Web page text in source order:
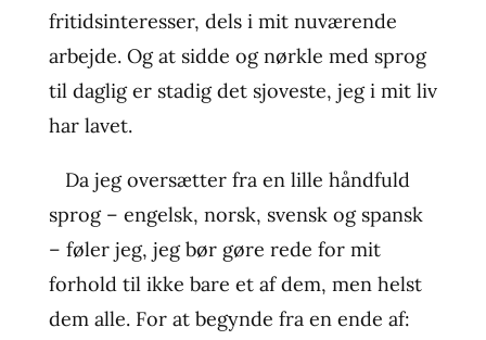
fritidsinteresser, dels i mit nuværende
arbejde. Og at sidde og nørkle med sprog
til daglig er stadig det sjoveste, jeg i mit liv
har lavet.
Da jeg oversætter fra en lille håndfuld
sprog – engelsk, norsk, svensk og spansk
– føler jeg, jeg bør gøre rede for mit
forhold til ikke bare et af dem, men helst
dem alle. For at begynde fra en ende af: